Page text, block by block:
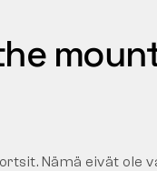
Nämä eivät ole